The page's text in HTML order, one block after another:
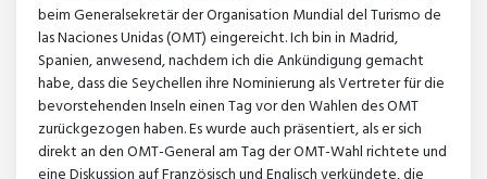
beim Generalsekretär der Organisation Mundial del Turismo de
las Naciones Unidas (OMT) eingereicht. Ich bin in Madrid,
Spanien, anwesend, nachdem ich die Ankündigung gemacht
habe, dass die Seychellen ihre Nominierung als Vertreter für die
bevorstehenden Inseln einen Tag vor den Wahlen des OMT
zurückgezogen haben. Es wurde auch präsentiert, als er sich
direkt an den OMT-General am Tag der OMT-Wahl richtete und